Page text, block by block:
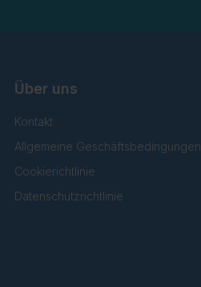
Über uns
Kontakt
Allgemeine Geschäftsbedingungen
Cookierichtlinie
Datenschutzrichtlinie